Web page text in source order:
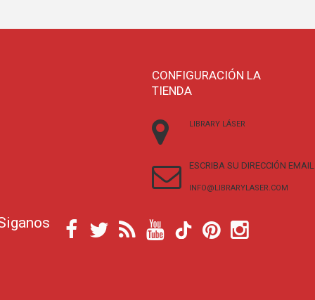
CONFIGURACIÓN LA
TIENDA
LIBRARY LÁSER
ESCRIBA SU DIRECCIÓN
INFO@LIBRARYLASER.COM